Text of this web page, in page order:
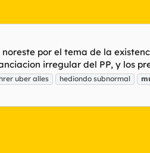
por el tema de la
irregular del PP, y los
uber alles hediondo subnormal